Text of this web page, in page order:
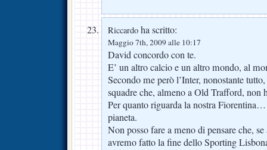
Riccardo ha scritto:
Maggio 7th, 2009 alle 10:17
David concordo con te.
E’ un altro calcio e un altro mondo, al
Secondo me però l’Inter, nonostante
squadre che, almeno a Old Trafford, non
Per quanto riguarda la nostra
pianeta.
Non posso fare a meno di pensare che,
avremo fatto la fine dello Sporting